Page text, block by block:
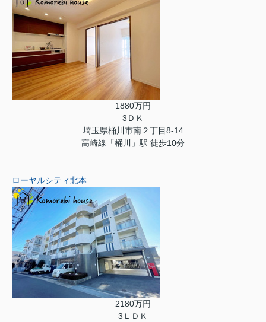
1880万円
3ＤＫ
埼玉県桶川市南２丁目8-14
高崎線「桶川」駅 徒歩10分
ローヤルシティ北本
2180万円
3ＬＤＫ